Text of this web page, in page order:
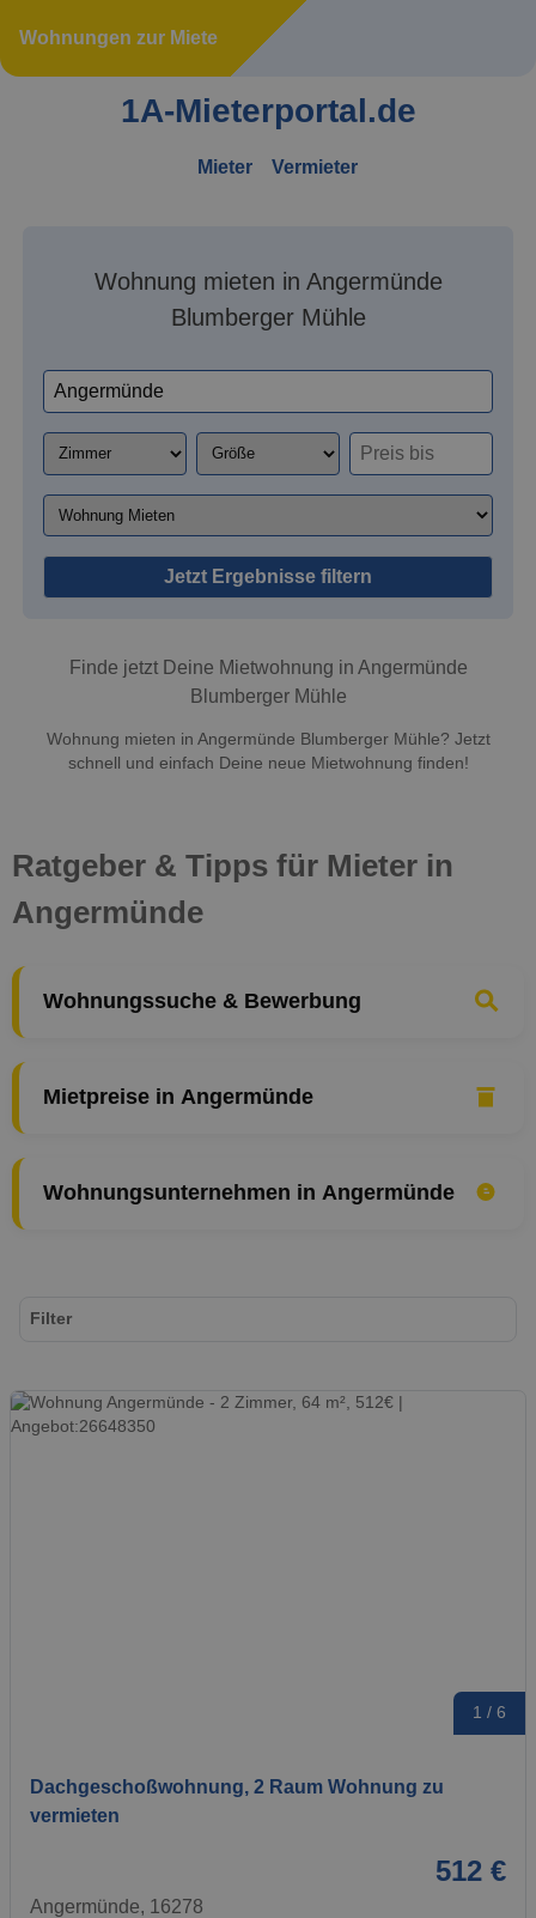
Wohnungen zur Miete
1A-Mieterportal.de
Mieter Vermieter
Wohnung mieten in Angermünde
Blumberger Mühle
Jetzt Ergebnisse filtern
Finde jetzt Deine Mietwohnung in Angermünde
Blumberger Mühle
Wohnung mieten in Angermünde Blumberger Mühle? Jetzt
schnell und einfach Deine neue Mietwohnung finden!
Ratgeber & Tipps für Mieter in
Angermünde
Wohnungssuche & Bewerbung
Mietpreise in Angermünde
Wohnungsunternehmen in Angermünde
1 / 6
Dachgeschoßwohnung, 2 Raum Wohnung zu
vermieten
512 €
Angermünde, 16278
Filter